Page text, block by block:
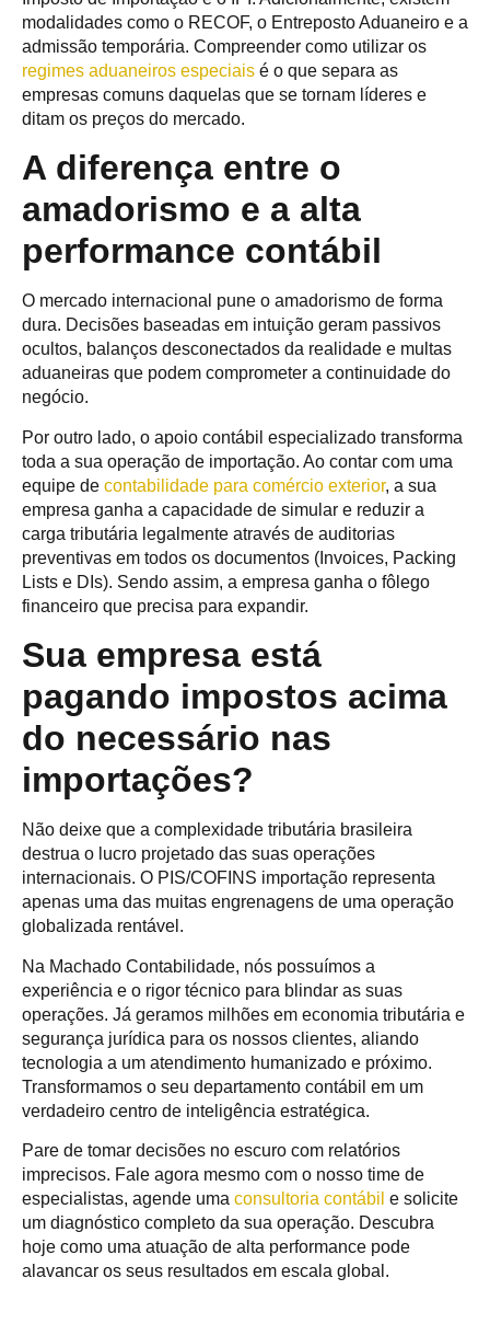
modalidades como o RECOF, o Entreposto Aduaneiro e a
admissão temporária. Compreender como utilizar os
regimes aduaneiros especiais é o que separa as
empresas comuns daquelas que se tornam líderes e
ditam os preços do mercado.
A diferença entre o
amadorismo e a alta
performance contábil
O mercado internacional pune o amadorismo de forma
dura. Decisões baseadas em intuição geram passivos
ocultos, balanços desconectados da realidade e multas
aduaneiras que podem comprometer a continuidade do
negócio.
Por outro lado, o apoio contábil especializado transforma
toda a sua operação de importação. Ao contar com uma
equipe de contabilidade para comércio exterior, a sua
empresa ganha a capacidade de simular e reduzir a
carga tributária legalmente através de auditorias
preventivas em todos os documentos (Invoices, Packing
Lists e DIs). Sendo assim, a empresa ganha o fôlego
financeiro que precisa para expandir.
Sua empresa está
pagando impostos acima
do necessário nas
importações?
Não deixe que a complexidade tributária brasileira
destrua o lucro projetado das suas operações
internacionais. O PIS/COFINS importação representa
apenas uma das muitas engrenagens de uma operação
globalizada rentável.
Na Machado Contabilidade, nós possuímos a
experiência e o rigor técnico para blindar as suas
operações. Já geramos milhões em economia tributária e
segurança jurídica para os nossos clientes, aliando
tecnologia a um atendimento humanizado e próximo.
Transformamos o seu departamento contábil em um
verdadeiro centro de inteligência estratégica.
Pare de tomar decisões no escuro com relatórios
imprecisos. Fale agora mesmo com o nosso time de
especialistas, agende uma consultoria contábil e solicite
um diagnóstico completo da sua operação. Descubra
hoje como uma atuação de alta performance pode
alavancar os seus resultados em escala global.